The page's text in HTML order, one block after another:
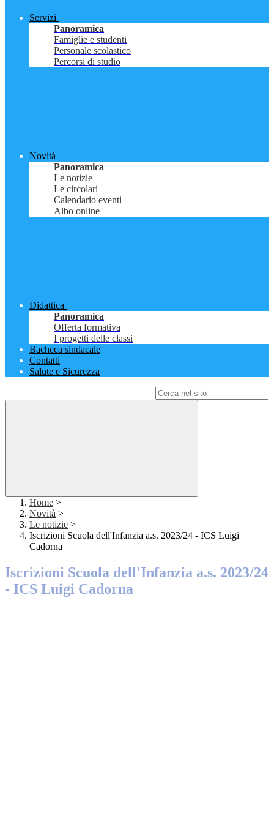
Servizi
Panoramica
Famiglie e studenti
Personale scolastico
Percorsi di studio
Novità
Panoramica
Le notizie
Le circolari
Calendario eventi
Albo online
Didattica
Panoramica
Offerta formativa
I progetti delle classi
Bacheca sindacale
Contatti
Salute e Sicurezza
Home >
Novità >
Le notizie >
Iscrizioni Scuola dell'Infanzia a.s. 2023/24 - ICS Luigi
Cadorna
Iscrizioni Scuola dell'Infanzia a.s. 2023/24
- ICS Luigi Cadorna